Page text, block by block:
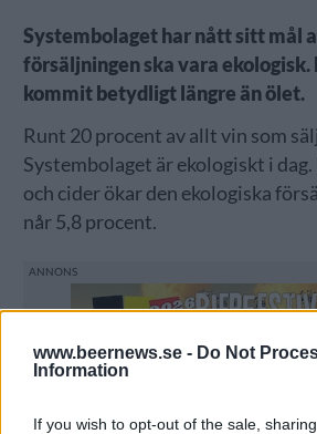
www.beernews.se - Do Not
Information
If you wish to opt-out of the sale,
Systembolaget har nått sitt mål
försäljningen ska vara
kommit betydligt längre än ölet.
Runt 20 procent av allt vin som
Systembolaget är ekologiskt i
och cider ökar den ekologiska
når 5,8 procent.